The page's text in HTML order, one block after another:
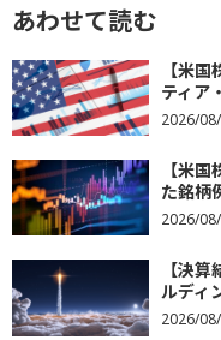
あわせて読む
【米
ティア
2026/
【米
た銘柄
2026/
【決
ルディ
2026/